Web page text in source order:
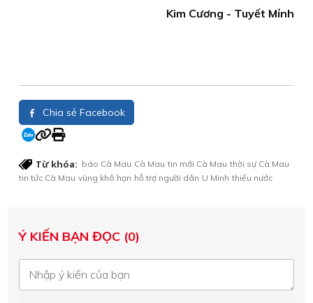
Kim Cương - Tuyết Mỉnh
Chia sẻ Facebook
Từ khóa: báo Cà Mau Cà Mau tin mới Cà Mau thời sự Cà Mau
tin tức Cà Mau vùng khô hạn hỗ trợ người dân U Minh thiếu nước
Ý KIẾN BẠN ĐỌC (0)